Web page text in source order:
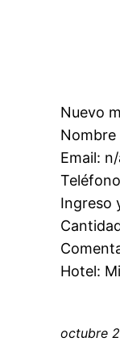
Nuevo
Nombre
Email:
Ingreso
Hotel:
octubre